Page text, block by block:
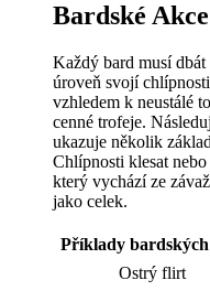
Bardské Akce
Každý bard musí
úroveň svojí
vzhledem k neustálé
cenné trofeje.
ukazuje několik
Chlípnosti klesat
který vychází ze
jako celek.
Příklady
Ostrý flirt